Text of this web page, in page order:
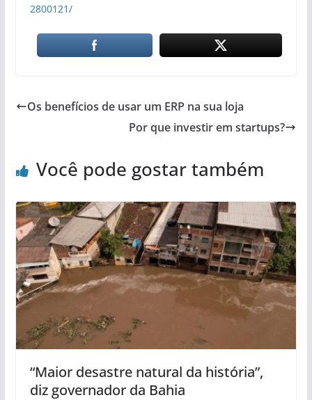
2800121/
Os benefícios de usar um ERP na sua loja
Por que investir em startups?
Você pode gostar também
“Maior desastre natural da história”,
diz governador da Bahia